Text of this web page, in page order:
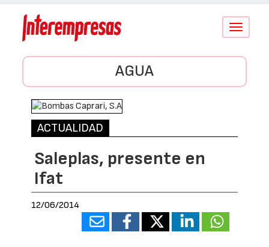
Conmutar
AGUA
ACTUALIDAD
Saleplas, presente en
Ifat
12/06/2014